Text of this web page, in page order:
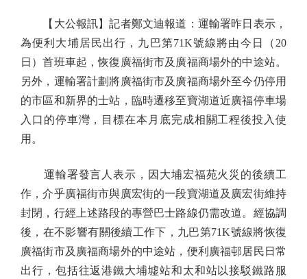
【大公報訊】記者鄭文迪報道：運輸署昨日表示，
為便利大埔居民出行，九巴第71K號線將由今日（20
日）首班車起，恢復廣福街市及廣福商場外的中途站。
另外，運輸署計劃將廣福街市及廣福商場外至今仍停用
的市區和新界的士站，臨時遷移至寶湖道近廣福停車場
入口的停車灣，目標在本月底完成相關工程後投入使
用。
運輸署發言人表示，因大埔宏福苑火災的後續工
作，介乎廣福街市與廣宏街的一段寶湖道及廣宏街維持
封閉，行經上述路段的專營巴士路線仍需改道。經協調
後，在不影響有關後續工作下，九巴第71K號線將恢復
廣福街市及廣福商場外的中途站，便利廣福邨居民日常
出行，包括往返港鐵大埔墟站和太和站以接駁鐵路服